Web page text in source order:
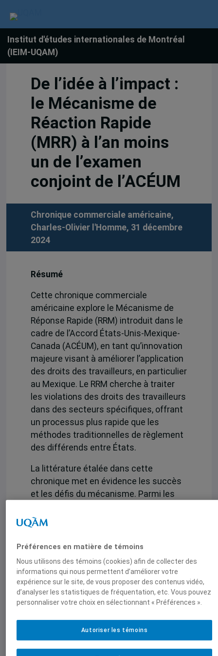
Institut d'études internationales de Montréal
(IEIM-UQAM)
De l’idée à l’impact :
le Mécanisme de
Réaction Rapide
(MRR) à l’an moins
un de l’examen
conjoint de l’ACÉUM
Chronique commerciale américaine,
Charles-Olivier l'Homme, 31 décembre
2024
Résumé
Cette chronique commerciale
américaine explore le Mécanisme de
Réponse Rapide (RRM) introduit dans le
cadre de l’Accord États-Unis-Mexique-
Canada (ACÉUM), en tant qu’innovation
majeure visant à améliorer l’application
des droits des travailleurs, en particulier
au Mexique. Le RRM cherche à traiter
les violations des droits des travailleurs
dans des secteurs spécifiques, offrant
un processus plus rapide que les
méthodes traditionnelles de règlement
des différends entre États.
La littérature étalée dans cette
chronique met en évidence les succès
et les défis du mécanisme. Parmi les
rapide et son impact positif sur les
amélioration des salaires, des
avantages sociaux et des conditions de
travail. Cependant, des défis subsistent,
tels que le manque de transparence,
l’asymétrie dans son application et la
lourdeur administrative. L’article
examine également les dynamiques
géopolitiques et économiques en jeu,
Préférences en matière de témoins
Nous utilisons des témoins (cookies) afin de collecter des
informations qui nous permettent d’améliorer votre
expérience sur le site, de vous proposer des contenus vidéo,
d’analyser les statistiques de fréquentation, etc. Vous pouvez
personnaliser votre choix en sélectionnant « Préférences ».
Autoriser les témoins